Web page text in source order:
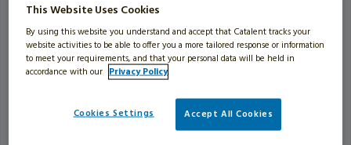
VISIÓN GENERAL
This Website Uses Cookies
By using this website you understand and accept that Catalent tracks your
website activities to be able to offer you a more tailored response or information
to meet your requirements, and that your personal data will be held in
accordance with our Privacy Policy.
Cookies Settings Accept All Cookies